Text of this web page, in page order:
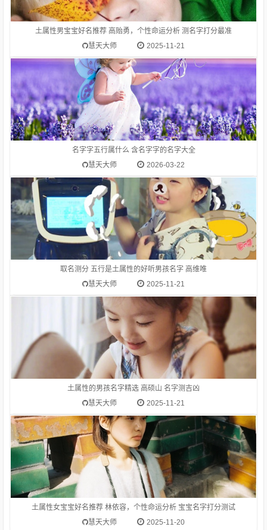
土属性男宝宝好名推荐 高贻勇，个性命运分析 测名字打分最准
慧天大师
2025-11-21
名字字五行属什么 含名字字的名字大全
慧天大师
2026-03-22
1.高维唯-字典释意高,笔画数是 10高 读音是gāo,高gāo由下到上
距离大的，与“低”相对：高峰。高空。高踞。高原。高耸。高山
流水（喻知己、知音或乐曲高妙）。高屋建瓴（形容居高临下的
形势）。高瞻远瞩。高度：他身高一米八。等级在上的：高级。
高考。在一般标准或平均程度之上：高质量。高消费。高价。
取名测分 五行是土属性的好听男孩名字 高维唯
慧天大师
2025-11-21
1.高硕山-字典释意高,笔画数是 10高 读音是gāo,高gāo由下到上
距离大的，与“低”相对：高峰。高空。高踞。高原。高耸。高山
流水（喻知己、知音或乐曲高妙）。高屋建瓴（形容居高临下的
形势）。高瞻远瞩。高度：他身高一米八。等级在上的：高级。
高考。在一般标准或平均程度之上：高质量。高消费。高价。
土属性的男孩名字精选 高硕山 名字测吉凶
慧天大师
2025-11-21
1.林依容-字典释意林,笔画数是 8林 读音是lín,林lín长在一片土地
上的许多树木或竹子：树林。森林。林海。林薮（ａ．山林小
泽；ｂ．喻丛集的处所）。聚集在一起的同类的人或事物：书
林。艺林。碑林。儒林。姓。circlesforestwoodsLin林的涵义
土属性女宝宝好名推荐 林依容，个性命运分析 宝宝名字打分测试
慧天大师
2025-11-20